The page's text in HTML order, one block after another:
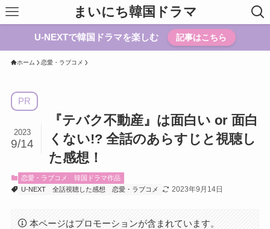
まいにち韓国ドラマ
U-NEXTで韓国ドラマを楽しむ 記事はこちら
ホーム 恋愛・ラブコメ
PR
『テバク不動産』は面白い or 面白
くない!? 全話のあらすじと視聴し
た感想！
2023
9/14
恋愛・ラブコメ
韓国ドラマ作品
U-NEXT
全話視聴した感想 恋愛・ラブコメ 2023年9月14日
本ページはプロモーションが含まれています。